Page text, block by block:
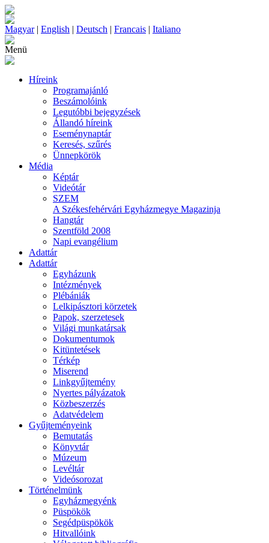
Magyar| English | Deutsch | Francais | Italiano
Menü
Híreink
Programajánló
Beszámolóink
Legutóbbi bejegyzések
Állandó híreink
Eseménynaptár
Keresés, szűrés
Ünnepkörök
Média
Képtár
Videótár
SZEM
A Székesfehérvári Egyházmegye Magazinja
Hangtár
Szentföld 2008
Napi evangélium
Adattár
Adattár
Egyházunk
Intézmények
Plébániák
Lelkipásztori körzetek
Papok, szerzetesek
Világi munkatársak
Dokumentumok
Kitüntetések
Térkép
Miserend
Linkgyűjtemény
Nyertes pályázatok
Közbeszerzés
Adatvédelem
Gyűjteményeink
Bemutatás
Könyvtár
Múzeum
Levéltár
Videósorozat
Történelmünk
Egyházmegyénk
Püspökök
Segédpüspökök
Hitvallóink